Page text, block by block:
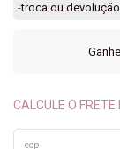
-troca ou